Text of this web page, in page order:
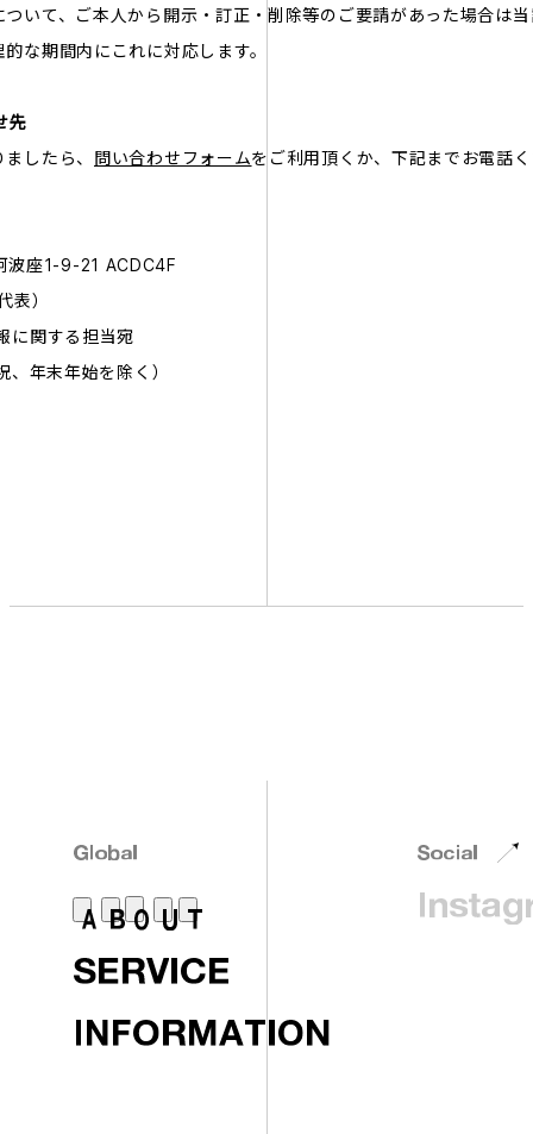
いて、ご本人から開示・訂正・削除等のご要請があった場合は
な期間内にこれに対応します。
先
したら、 問い合わせフォームをご利用頂くか、下記までお電話
波座1-9-21 ACDC4F
）
に関する担当宛
年末年始を除く）